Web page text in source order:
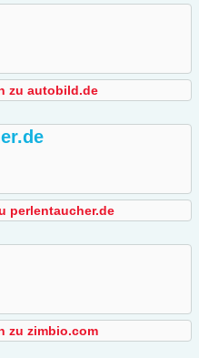
zu autobild.de
perlentaucher.de
zu zimbio.com